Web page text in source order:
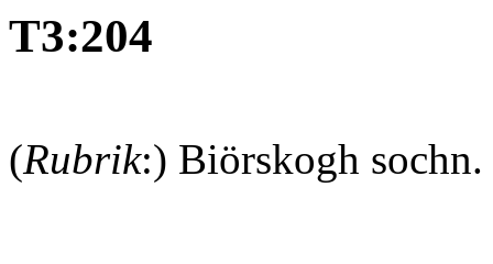
T3:204
(Rubrik:) Biörskogh sochn.